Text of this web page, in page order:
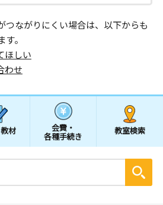
つながりにくい場合は、以下からも
。
ほしい
わせ
材 会費・
各種手続き
教室検索